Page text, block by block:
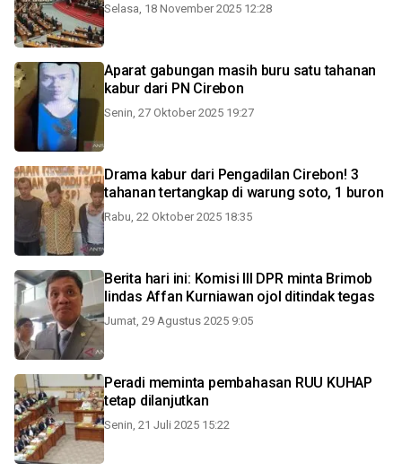
Selasa, 18 November 2025 12:28
Aparat gabungan masih buru satu tahanan
kabur dari PN Cirebon
Senin, 27 Oktober 2025 19:27
Drama kabur dari Pengadilan Cirebon! 3
tahanan tertangkap di warung soto, 1 buron
Rabu, 22 Oktober 2025 18:35
Berita hari ini: Komisi III DPR minta Brimob
lindas Affan Kurniawan ojol ditindak tegas
Jumat, 29 Agustus 2025 9:05
Peradi meminta pembahasan RUU KUHAP
tetap dilanjutkan
Senin, 21 Juli 2025 15:22